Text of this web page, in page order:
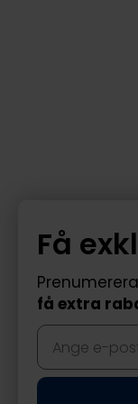
Få
få extra